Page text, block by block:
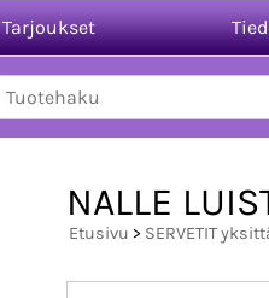
Tarjoukset
NALLE
Etusivu > SERVETIT